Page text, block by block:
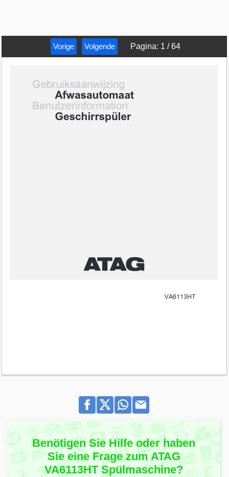
Vorige Volgende Pagina: 1 /64
Benötigen Sie Hilfe oder haben
Sie eine Frage zum ATAG
VA6113HT Spülmaschine?